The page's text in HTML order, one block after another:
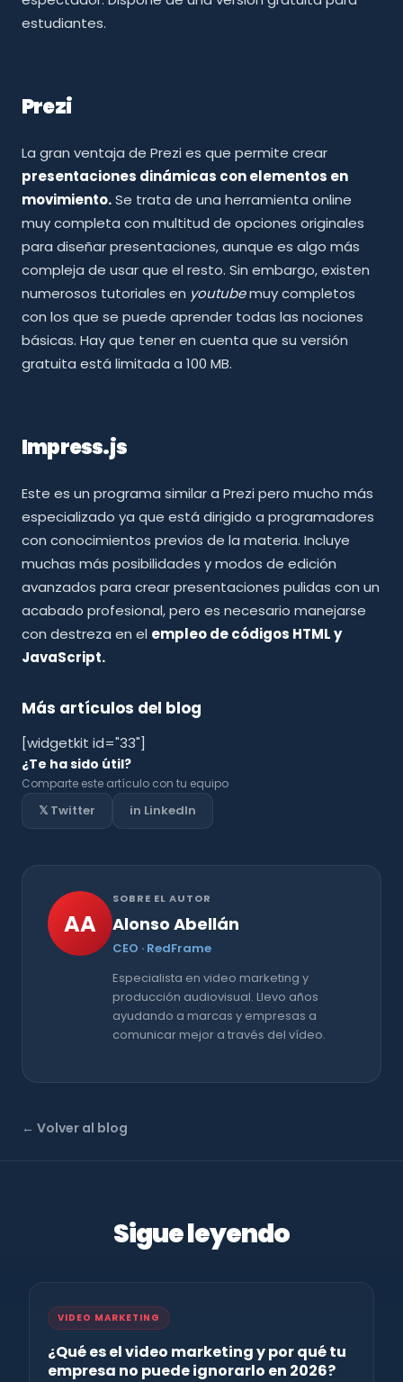
estudiantes.
Prezi
La gran ventaja de Prezi es que permite crear
presentaciones dinámicas con elementos en
movimiento.Se trata de una herramienta online
muy completa con multitud de opciones originales
para diseñar presentaciones, aunque es algo más
compleja de usar que el resto. Sin embargo, existen
numerosos tutoriales en youtubemuy completos
con los que se puede aprender todas las nociones
básicas. Hay que tener en cuenta que su versión
gratuita está limitada a 100 MB.
Impress.js
Este es un programa similar a Prezi pero mucho más
especializado ya que está dirigido a programadores
con conocimientos previos de la materia. Incluye
muchas más posibilidades y modos de edición
avanzados para crear presentaciones pulidas con un
acabado profesional, pero es necesario manejarse
con destreza en el empleo de códigos HTML y
JavaScript.
Más artículos del blog
[widgetkit id="33"]
¿Te ha sido útil?
Comparte este artículo con tu equipo
𝕏 Twitter in LinkedIn
AA
SOBRE EL AUTOR
Alonso Abellán
CEO · RedFrame
Especialista en video marketing y
producción audiovisual. Llevo años
ayudando a marcas y empresas a
comunicar mejor a través del vídeo.
← Volver al blog
Sigue leyendo
VIDEO MARKETING
¿Qué es el video marketing y por qué tu
empresa no puede ignorarlo en 2026?